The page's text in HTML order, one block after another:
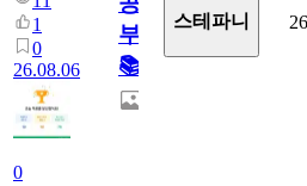
1
0
26.08.06
0
부!
📚
스테파니